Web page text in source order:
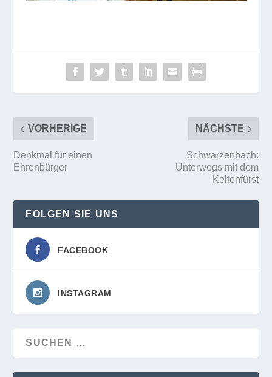
VORHERIGE
Denkmal für einen
Ehrenbürger
NÄCHSTE
Schwarzenbach:
Unterwegs mit dem
Keltenfürst
FOLGEN SIE UNS
FACEBOOK
INSTAGRAM